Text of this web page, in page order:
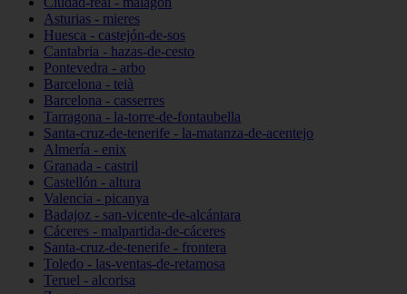
Asturias - mieres
Huesca - castejón-de-sos
Cantabria - hazas-de-cesto
Pontevedra - arbo
Barcelona - teià
Barcelona - casserres
Tarragona - la-torre-de-fontaubella
Santa-cruz-de-tenerife - la-matanza-de-acentejo
Almería - enix
Granada - castril
Castellón - altura
Valencia - picanya
Badajoz - san-vicente-de-alcántara
Cáceres - malpartida-de-cáceres
Santa-cruz-de-tenerife - frontera
Toledo - las-ventas-de-retamosa
Teruel - alcorisa